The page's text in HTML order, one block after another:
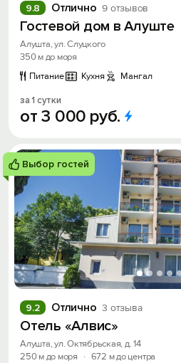
Отлично 9 отзывов
9.8
Гостевой дом в Алуште
Алушта, ул. Слуцкого
350 м до моря
Питание
Кухня Мангал
за 1 сутки
от3 000 руб.
Выбор гостей
Отлично 3 отзыва
9.2
Отель «Алвис»
Алушта, ул. Октябрьская, д. 14
250 м до моря
· 672 м до центра